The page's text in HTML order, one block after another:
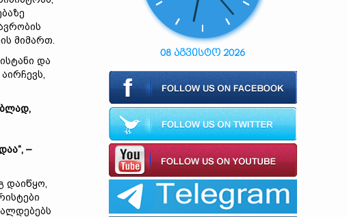
მიმართ.
და
–
დაიწყო,
08 აგვისტო 2026